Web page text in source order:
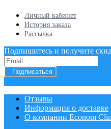
Личный кабинет
История заказа
Рассылка
Подпишитесь и получите
Подписаться
Отзывы
Информация о доставке
О компании Econom